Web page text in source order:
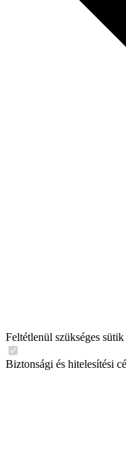
Feltétlenül szükséges sütik
Biztonsági és hitelesítési